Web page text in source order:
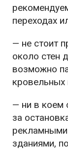
переходах
— не стоит
около стен
возможно
кровельных
— ни в коем
за
зданиями,